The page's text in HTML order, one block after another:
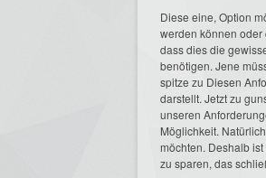
Diese eine, Option
werden können
dass dies die
benötigen. Jene
spitze zu Diesen
darstellt. Jetzt zu
unseren
Möglichkeit.
möchten. Deshalb
zu sparen, das